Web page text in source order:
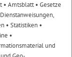
• Amtsblatt• Gesetze
• Statistiken •
•
und